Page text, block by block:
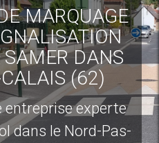
MARQUAGE
DANS
(62)
entreprise experte
dans le Nord-Pas-